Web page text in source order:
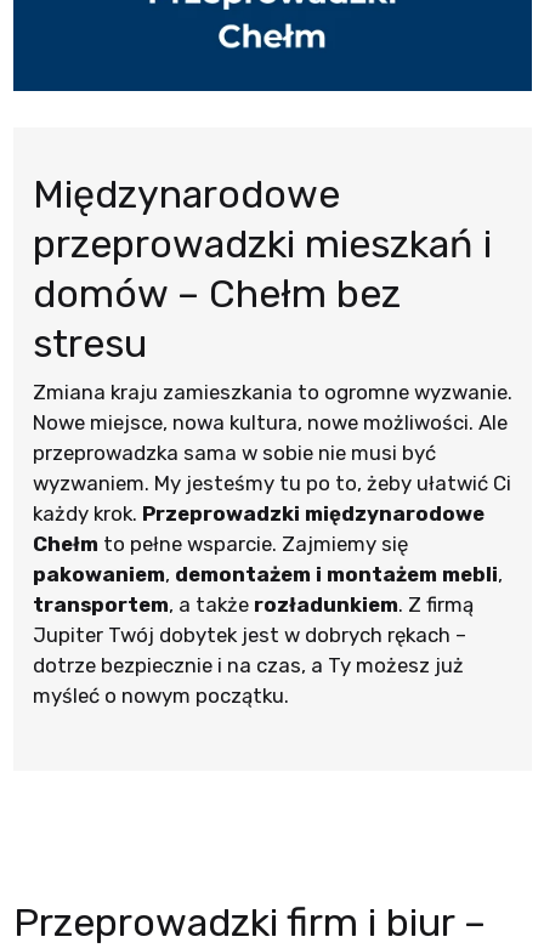
Międzynarodowe
przeprowadzki mieszkań i
domów – Chełm bez
stresu
Zmiana kraju zamieszkania to ogromne wyzwanie.
Nowe miejsce, nowa kultura, nowe możliwości. Ale
przeprowadzka sama w sobie nie musi być
wyzwaniem. My jesteśmy tu po to, żeby ułatwić Ci
każdy krok. Przeprowadzki międzynarodowe
Chełm to pełne wsparcie. Zajmiemy się
pakowaniem, demontażem i montażem mebli,
transportem, a także rozładunkiem. Z firmą
Jupiter Twój dobytek jest w dobrych rękach –
dotrze bezpiecznie i na czas, a Ty możesz już
myśleć o nowym początku.
Przeprowadzki firm i biur –